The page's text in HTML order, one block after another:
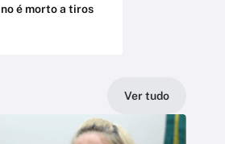
é morto a tiros
Ver tudo